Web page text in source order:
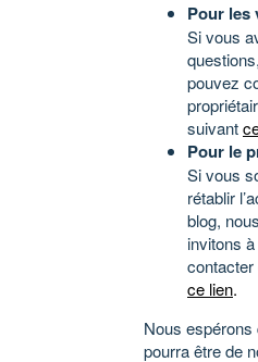
Pour les
Si vous
pouvez
suivant
Pour le
Si vous
rétablir
blog,
invitons
ce lien.
Nous espérons
pourra être de